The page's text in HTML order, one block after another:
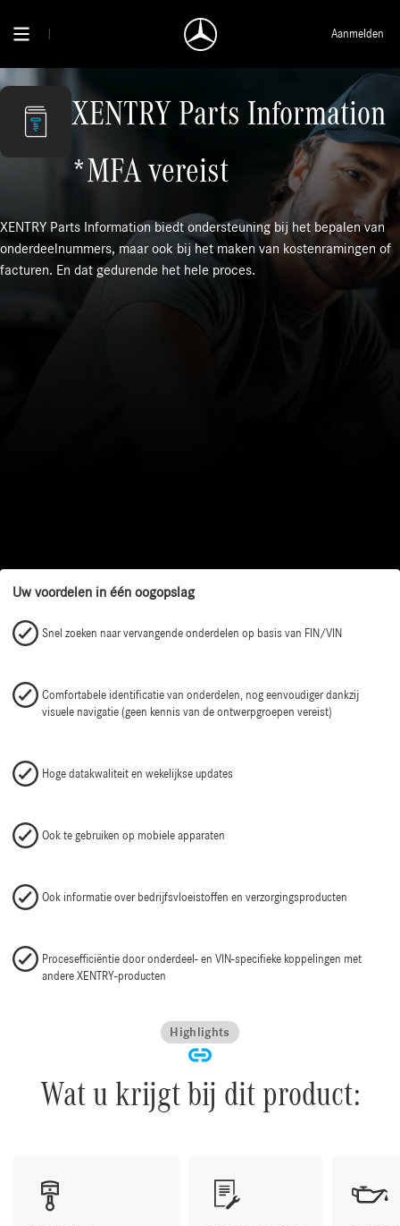
Aanmelden
XENTRY Parts Information
*MFA vereist
XENTRY Parts Information biedt ondersteuning bij het bepalen van
onderdeelnummers, maar ook bij het maken van kostenramingen of
facturen. En dat gedurende het hele proces.
Uw voordelen in één oogopslag
Snel zoeken naar vervangende onderdelen op basis van FIN/VIN
Comfortabele identificatie van onderdelen, nog eenvoudiger dankzij
visuele navigatie (geen kennis van de ontwerpgroepen vereist)
Hoge datakwaliteit en wekelijkse updates
Ook te gebruiken op mobiele apparaten
Ook informatie over bedrijfsvloeistoffen en verzorgingsproducten
Procesefficiëntie door onderdeel- en VIN-specifieke koppelingen met
andere XENTRY-producten
Highlights
Wat u krijgt bij dit product: